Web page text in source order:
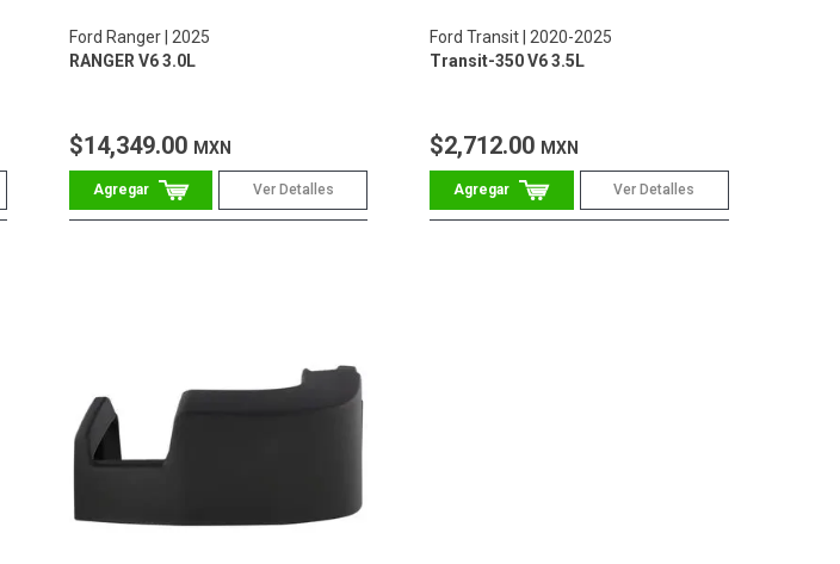
Ford Ranger 2025
RANGER V6 3.0L
$14,349.00 MXN
Ver Detalles
Ford Transit 2020-2025
Transit-350 V6 3.5L
$2,712.00 MXN
Ver Detalles